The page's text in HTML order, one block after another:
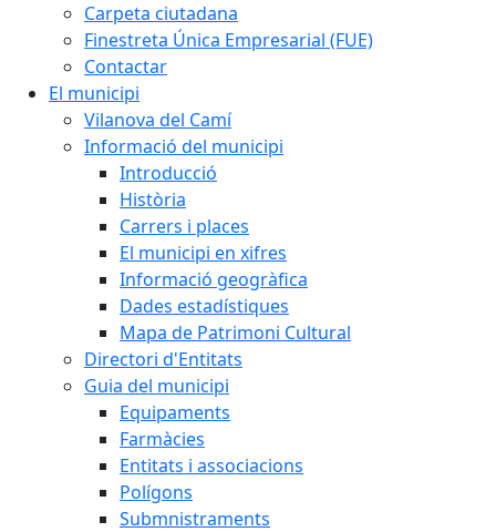
Carpeta ciutadana
Finestreta Única Empresarial (FUE)
Contactar
El municipi
Vilanova del Camí
Informació del municipi
Introducció
Història
Carrers i places
El municipi en xifres
Informació geogràfica
Dades estadístiques
Mapa de Patrimoni Cultural
Directori d'Entitats
Guia del municipi
Equipaments
Farmàcies
Entitats i associacions
Polígons
Submnistraments